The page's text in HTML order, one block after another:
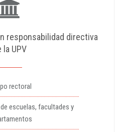
responsabilidad directiva
la UPV
rectoral
escuelas, facultades y